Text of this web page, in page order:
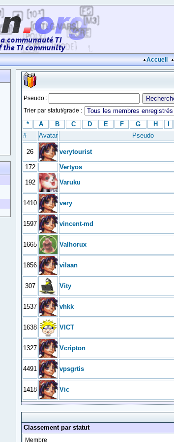
Accueil
Pseudo :
Trier par statut/grade :
* A B C D E F G H
#
Avatar Pseudo
26 verytourist
172 Vertyos
192 Varuku
1410 very
1597 vincent-md
1665 Valhorux
1856 vilaan
307 Vity
1537 vhkk
1638 VICT
1327 Vcripton
4491 vpsgrtis
1418 Vic
Classement par statut
Membre